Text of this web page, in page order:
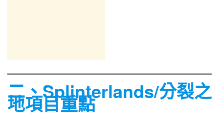
二、Splinterlands/分裂之
地項目重點